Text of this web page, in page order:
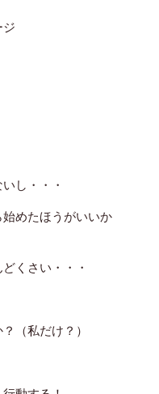
ジ
し・・・
めたほうがいいか
くさい・・・
（私だけ？）